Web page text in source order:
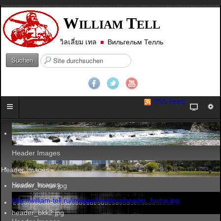
WILLIAM TELL
วิลเลี่ยม เทล Вильгельм Телль
Suchen
S
e
.
.
.
RSS Feed
Header Images
Header Images
Header Images
header_home.jpg
http://william-tell.ru/images/headers/header_home.jpg
header_bkk2.jpg